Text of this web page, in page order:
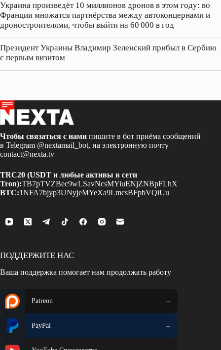
Украина произведёт 10 миллионов дронов в этом году: во
Франции множатся партнёрства между автоконцернами и
дроностроителями, чтобы выйти на 60 000 в год
Президент Украины Владимир Зеленский прибыл в Сербию
с первым визитом
Чтобы связаться с нами пишите в бот приёма сообщений
в Telegram @nextamail_bot, на электронную почту
contact@nexta.tv
TRC20 (USDT и любые активы в сети
Tron):TB7pTVZBec9wLSavNcsMYiuENjZNBpFLhX
BTC:1NFA7bjyp3UNyjeMYeXa9LmcsBFpbVQiUu
ПОДДЕРЖИТЕ НАС
Ваша поддержка помогает нам продолжать работу
Patreon
PayPal